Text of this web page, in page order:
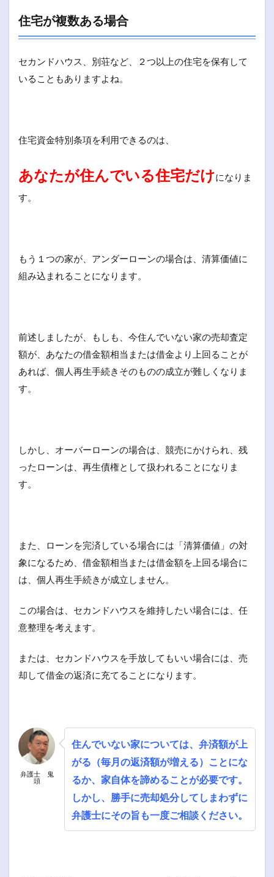
住宅が複数ある場合
セカンドハウス、別荘など、２つ以上の住宅を保有して
いることもありますよね。
住宅資金特別条項を利用できるのは、
あなたが住んでいる住宅だけになりま
す。
もう１つの家が、アンダーローンの場合は、清算価値に
組み込まれることになります。
前述しましたが、もしも、今住んでいない家の売却査定
額が、あなたの借金額相当または借金より上回ることが
あれば、個人再生手続きそのものの成立が難しくなりま
す。
しかし、オーバーローンの場合は、競売にかけられ、残
ったローンは、再生債権として扱われることになりま
す。
また、ローンを完済している場合には「清算価値」の対
象になるため、借金額相当または借金額を上回る場合に
は、個人再生手続きが成立しません。
この場合は、セカンドハウスを維持したい場合には、任
意整理を考えます。
または、セカンドハウスを手放してもいい場合には、売
却して借金の返済に充てることになります。
弁護士 鬼
頭
住んでいない家については、弁済額が上
がる（毎月の返済額が増える）ことにな
るか、家自体を諦めることが必要です。
しかし、勝手に売却処分してしまわずに
弁護士にその旨も一度ご相談ください。